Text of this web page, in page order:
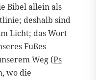
Bibel allein als
deshalb sind
Licht; das Wort
Fußes
Weg (Ps
wo die